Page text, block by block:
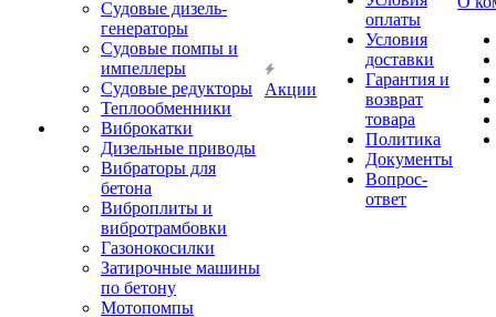
Судовые дизель-
генераторы
Судовые помпы и
импеллеры
Судовые редукторы
Теплообменники
Виброкатки
Дизельные приводы
Вибраторы для
бетона
Виброплиты и
вибротрамбовки
Газонокосилки
Затирочные машины
по бетону
Мотопомпы
Акции
оплаты
Условия
доставки
Гарантия и
возврат
товара
Политика
Документы
Вопрос-
ответ